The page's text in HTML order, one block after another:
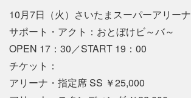
10月7日（火）さいたまスーパーアリーナ
サポート・アクト：おとぼけビ～バ～
OPEN 17：30／START 19：00
チケット：
アリーナ・指定席 SS ￥25,000